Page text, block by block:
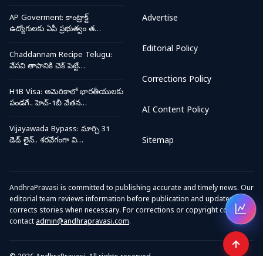
AP Goverment: కాంట్రాక్ట్
ఉద్యోగులకు ఏపీ ప్రభుత్వం త…
Chaddannam Recipe Telugu:
వేసవి తాపానికి చెక్ పెట్టే…
H1B Visa: అమెరికాలో భారతీయులకు
పండగే.. హెచ్-1బీ వేతన…
Vijayawada Bypass: మార్చి 31
డెడ్ లైన్.. శరవేగంగా వి…
Advertise
Editorial Policy
Corrections Policy
AI Content Policy
Sitemap
AndhraPravasi is committed to publishing accurate and timely news. Our
editorial team reviews information before publication and updates or
corrects stories when necessary. For corrections or copyright concerns,
contactadmin@andhrapravasi.com.